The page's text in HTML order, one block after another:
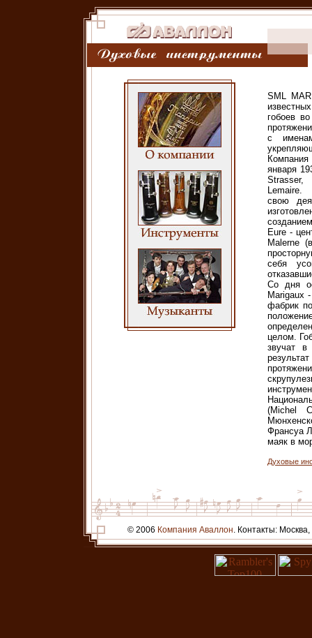
SML
гобоев
с
января
свою
Eure -
Malerne
себя
Со дня
Marigaux
фабрик
целом.
звучат
(Michel
Франсуа
маяк в
Духовые
© 2006 Компания Аваллон. Контакты: